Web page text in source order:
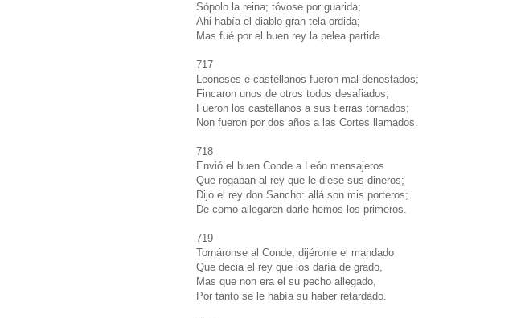
Sópolo la reina; tóvose por guarida;
Ahi había el diablo gran tela ordida;
Mas fué por el buen rey la pelea partida.
717
Leoneses e castellanos fueron mal denostados;
Fincaron unos de otros todos desafiados;
Fueron los castellanos a sus tierras tornados;
Non fueron por dos años a las Cortes llamados.
718
Envió el buen Conde a León mensajeros
Que rogaban al rey que le diese sus dineros;
Dijo el rey don Sancho: allá son mis porteros;
De como allegaren darle hemos los primeros.
719
Tornáronse al Conde, dijéronle el mandado
Que decia el rey que los daría de grado,
Mas que non era el su pecho allegado,
Por tanto se le había su haber retardado.